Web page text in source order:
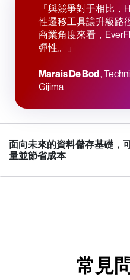
「與競爭對手相比，
性遷移工具讓升級路
商業角度來看，
彈性。」
Marais De Bod,
Gijima
面向未來的資料儲存基礎，
量並節省成本
常見